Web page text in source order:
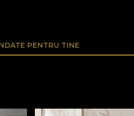
PENTRU TINE